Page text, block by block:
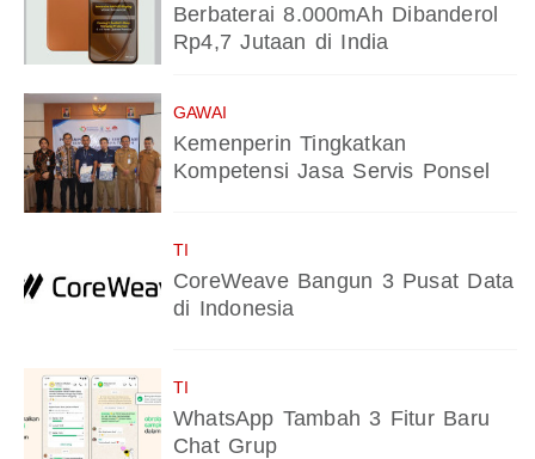
Berbaterai 8.000mAh Dibanderol
Rp4,7 Jutaan di India
GAWAI
Kemenperin Tingkatkan
Kompetensi Jasa Servis Ponsel
TI
CoreWeave Bangun 3 Pusat Data
di Indonesia
TI
WhatsApp Tambah 3 Fitur Baru
Chat Grup